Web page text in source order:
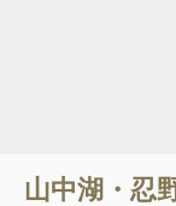
山中湖・忍